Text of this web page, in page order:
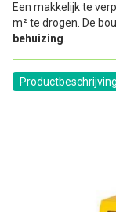
Een makkelijk te
m² te drogen. De
behuizing
Productbeschrijving